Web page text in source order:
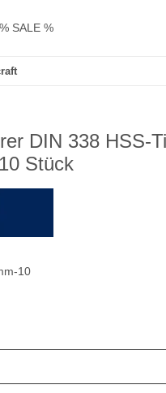
% SALE %
DIN 338 HSS-
Stück
10